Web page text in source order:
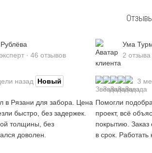
· 46 отзывов
назад Новый
в Рязани для забора. Цена
быстро, без задержек.
толщины, без
доволен.
Ума
2 отзыва
3
Помогли
проект, всё
покрытию.
в срок.